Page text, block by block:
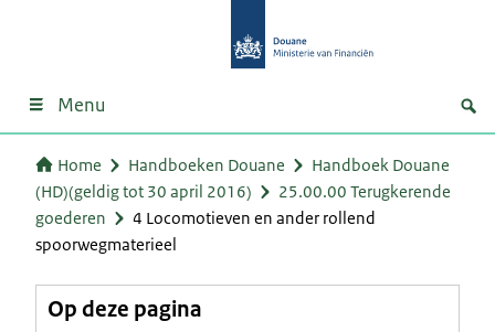
Menu
Home Handboeken Douane
Handboek Douane
(HD)(geldig tot 30 april 2016)
25.00.00 Terugkerende
goederen
4 Locomotieven en ander rollend
spoorwegmaterieel
Op deze pagina